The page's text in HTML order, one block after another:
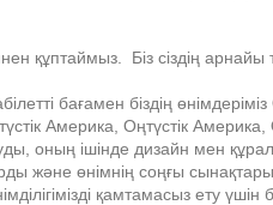
құптаймыз. Біз сіздің
бағамен біздің
Америка, Оңтүстік
оның ішінде дизайн мен
және өнімнің соңғы
қамтамасыз ету